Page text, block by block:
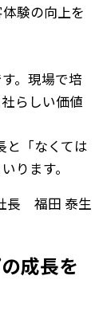
験の向上を
。現場で培
らしい価値
と「なくては
ります。
長 福田 泰生
成長を